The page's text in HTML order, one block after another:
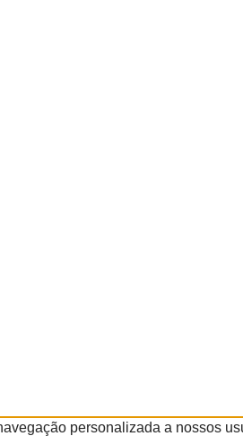
personalizada a nossos